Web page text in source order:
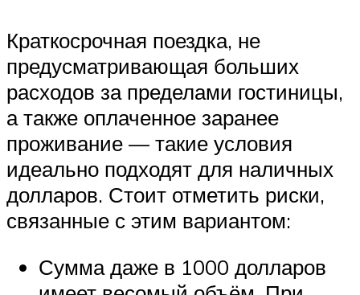
Краткосрочная поездка, не
предусматривающая больших
расходов за пределами гостиницы,
а также оплаченное заранее
проживание — такие условия
идеально подходят для наличных
долларов. Стоит отметить риски,
связанные с этим вариантом:
Сумма даже в 1000 долларов